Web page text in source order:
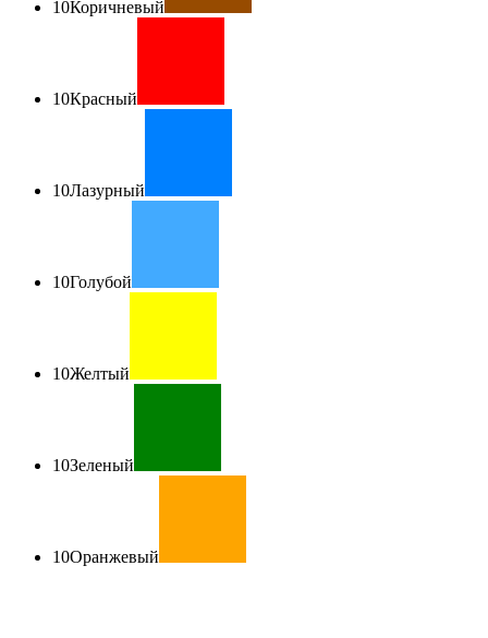
10Коричневый
10Красный
10Лазурный
10Голубой
10Желтый
10Зеленый
10Оранжевый